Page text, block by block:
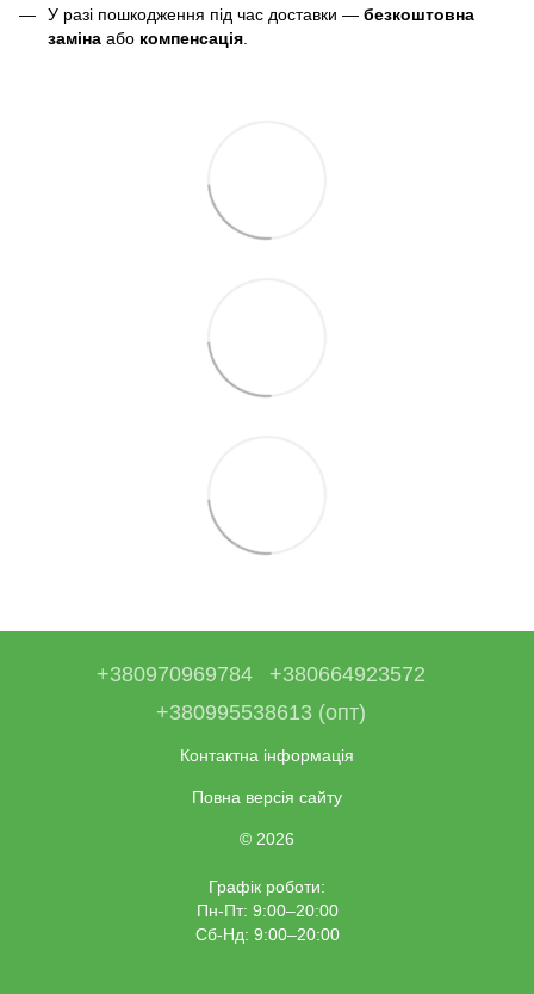
У разі пошкодження під час доставки — безкоштовна
заміна або компенсація
+380970969784
+380664923572
+380995538613 (опт)
Контактна інформація
Повна версія сайту
© 2026
Графік роботи:
Пн-Пт: 9:00–20:00
Сб-Нд: 9:00–20:00